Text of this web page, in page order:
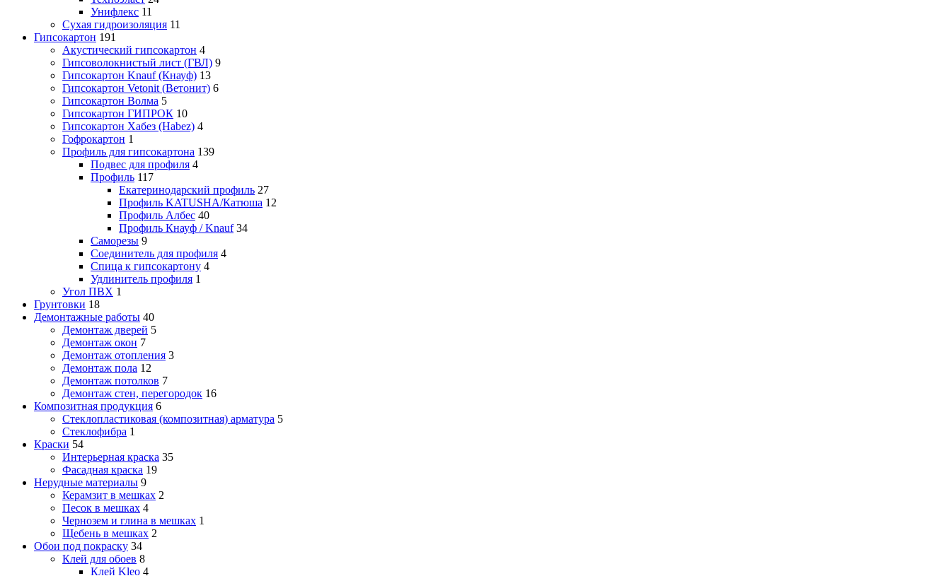
Унифлекс 11
Сухая гидроизоляция 11
Гипсокартон 191
Акустический гипсокартон 4
Гипсоволокнистый лист (ГВЛ) 9
Гипсокартон Knauf (Кнауф) 13
Гипсокартон Vetonit (Ветонит) 6
Гипсокартон Волма 5
Гипсокартон ГИПРОК 10
Гипсокартон Хабез (Habez) 4
Гофрокартон 1
Профиль для гипсокартона 139
Подвес для профиля 4
Профиль 117
Екатеринодарский профиль 27
Профиль KATUSHA/Катюша 12
Профиль Албес 40
Профиль Кнауф / Knauf 34
Саморезы 9
Соединитель для профиля 4
Спица к гипсокартону 4
Удлинитель профиля 1
Угол ПВХ 1
Грунтовки 18
Демонтажные работы 40
Демонтаж дверей 5
Демонтаж окон 7
Демонтаж отопления 3
Демонтаж пола 12
Демонтаж потолков 7
Демонтаж стен, перегородок 16
Композитная продукция 6
Стеклопластиковая (композитная) арматура 5
Стеклофибра 1
Краски 54
Интерьерная краска 35
Фасадная краска 19
Нерудные материалы 9
Керамзит в мешках 2
Песок в мешках 4
Чернозем и глина в мешках 1
Щебень в мешках 2
Обои под покраску 34
Клей для обоев 8
Клей Kleo 4